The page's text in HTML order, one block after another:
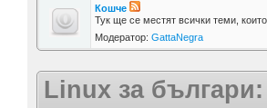
Кошче
Тук ще се местят всички теми,
Модератор:GattaNegra
Linux за